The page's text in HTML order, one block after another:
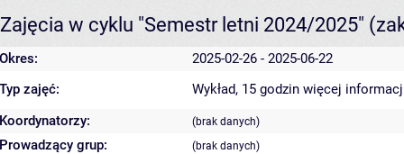
Zajęcia w cyklu "Semestr letni 2024/2025"
Okres:
2025-02-26 - 2025-06-22
Typ zajęć:
Wykład, 15 godzin więcej
Koordynatorzy:
(brak danych)
Prowadzący grup: (brak danych)